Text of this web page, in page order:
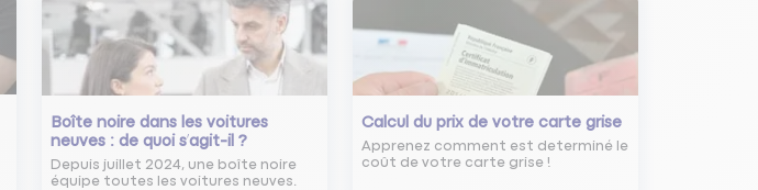
Boîte noire dans les voitures
neuves : de quoi s’agit-il ?
Depuis juillet 2024, une boîte noire
équipe toutes les voitures neuves.
Calcul du prix de votre carte grise
Apprenez comment est determiné le
coût de votre carte grise !